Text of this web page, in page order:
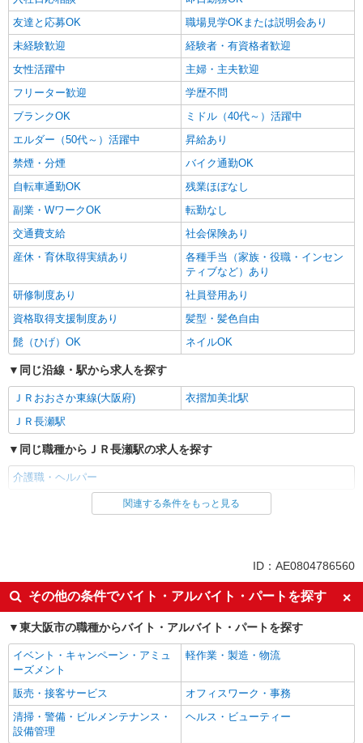
友達と応募OK
職場見学OKまたは説明会あり
未経験歓迎
経験者・有資格者歓迎
女性活躍中
主婦・主夫歓迎
フリーター歓迎
学歴不問
ブランクOK
ミドル（40代～）活躍中
エルダー（50代～）活躍中
昇給あり
禁煙・分煙
バイク通勤OK
自転車通勤OK
残業ほぼなし
副業・WワークOK
転勤なし
交通費支給
社会保険あり
産休・育休取得実績あり
各種手当（家族・役職・インセン
ティブなど）あり
研修制度あり
社員登用あり
資格取得支援制度あり
髪型・髪色自由
髭（ひげ）OK
ネイルOK
同じ沿線・駅から求人を探す
ＪＲおおさか東線(大阪府)
衣摺加美北駅
ＪＲ長瀬駅
同じ職種からＪＲ長瀬駅の求人を探す
介護職・ヘルパー
同じ雇用形態からＪＲ長瀬駅の求人を探す
入社日応相談
即日勤務OK
友達と応募OK
職場見学OKまたは説明会あり
未経験歓迎
経験者・有資格者歓迎
女性活躍中
主婦・主夫歓迎
フリーター歓迎
学歴不問
ブランクOK
ミドル（40代～）活躍中
エルダー（50代～）活躍中
関連する条件をもっと見る
ID：AE0804786560
その他の条件でバイト・アルバイト・パートを探す
東大阪市の職種からバイト・アルバイト・パートを探す
イベント・キャンペーン・アミュ
ーズメント
軽作業・製造・物流
販売・接客サービス
オフィスワーク・事務
清掃・警備・ビルメンテナンス・
設備管理
ヘルス・ビューティー